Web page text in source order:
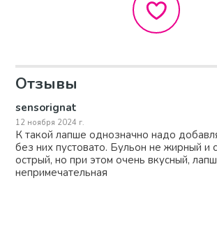
Отзывы
sensorignat
12 ноября 2024 г.
К такой лапше однозначно надо
без них пустовато. Бульон не жирный и
острый, но при этом очень вкусный,
непримечательная